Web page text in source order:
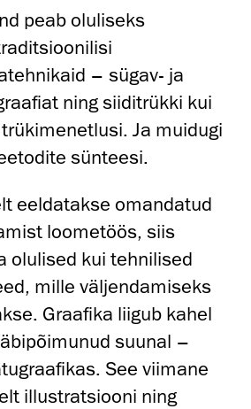
peab oluliseks
– sügav- ja
ning siiditrükki kui
Ja muidugi
sünteesi.
eeldatakse omandatud
loometöös, siis
olulised kui tehnilised
mille väljendamiseks
Graafika liigub kahel
suunal –
See viimane
illustratsiooni ning